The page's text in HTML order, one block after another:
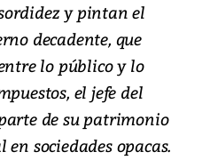
y pintan el
decadente, que
lo público y lo
el jefe del
de su patrimonio
sociedades opacas.